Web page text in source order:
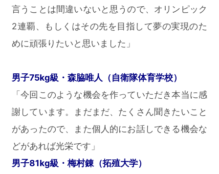
言うことは間違いないと思うので、オリンピック
2連覇、もしくはその先を目指して夢の実現のた
めに頑張りたいと思いました」
男子75kg級・森脇唯人（自衛隊体育学校）
「今回このような機会を作っていただき本当に感
謝しています。まだまだ、たくさん聞きたいこと
があったので、また個人的にお話しできる機会な
どがあれば光栄です」
男子81kg級・梅村錬（拓殖大学）